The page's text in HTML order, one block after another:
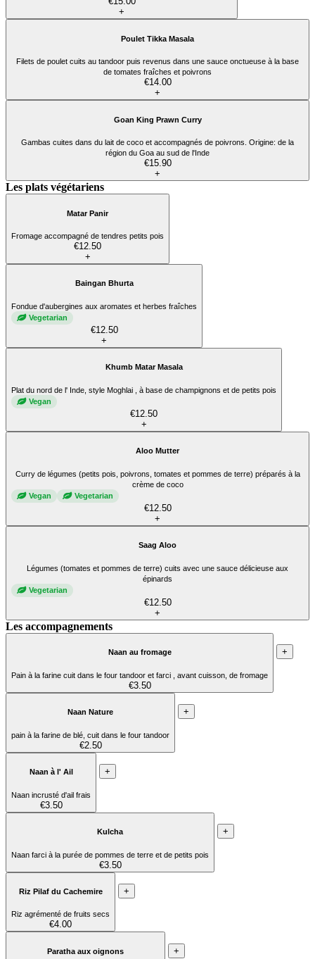
+
Poulet Tikka Masala
Filets de poulet cuits au tandoor puis revenus dans une sauce onctueuse à la base
de tomates fraîches et poivrons
€14.00
+
Goan King Prawn Curry
Gambas cuites dans du lait de coco et accompagnés de poivrons. Origine: de la
région du Goa au sud de l'Inde
€15.90
+
Les plats végétariens
Matar Panir
Fromage accompagné de tendres petits pois
€12.50
+
Baingan Bhurta
Fondue d'aubergines aux aromates et herbes fraîches
Vegetarian
€12.50
+
Khumb Matar Masala
Plat du nord de l' Inde, style Moghlai , à base de champignons et de petits pois
Vegan
€12.50
+
Aloo Mutter
Curry de légumes (petits pois, poivrons, tomates et pommes de terre) préparés à la
crème de coco
Vegan
Vegetarian
€12.50
+
Saag Aloo
Légumes (tomates et pommes de terre) cuits avec une sauce délicieuse aux
épinards
Vegetarian
€12.50
+
Les accompagnements
Naan au fromage
Pain à la farine cuit dans le four tandoor et farci , avant cuisson, de fromage
€3.50
+
Naan Nature
pain à la farine de blé, cuit dans le four tandoor
€2.50
+
Naan à l' Ail
Naan incrusté d'ail frais
€3.50
+
Kulcha
Naan farci à la purée de pommes de terre et de petits pois
€3.50
+
Riz Pilaf du Cachemire
Riz agrémenté de fruits secs
€4.00
+
Paratha aux oignons +